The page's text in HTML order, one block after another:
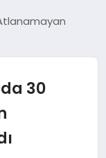
30